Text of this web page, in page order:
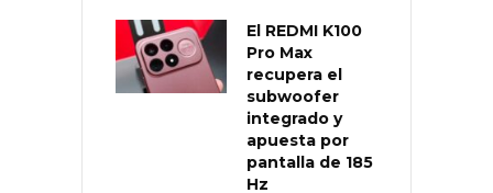
El REDMI K100
Pro Max
recupera el
subwoofer
integrado y
apuesta por
pantalla de 185
Hz